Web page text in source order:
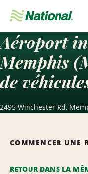
navigation
Aéroport
Memphis
de
2495 Winchester Rd,
COMMENCER UNE
RETOUR DANS LA